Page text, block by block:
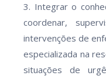
3. Integrar o
coordenar,
intervenções de
especializada na
situações de